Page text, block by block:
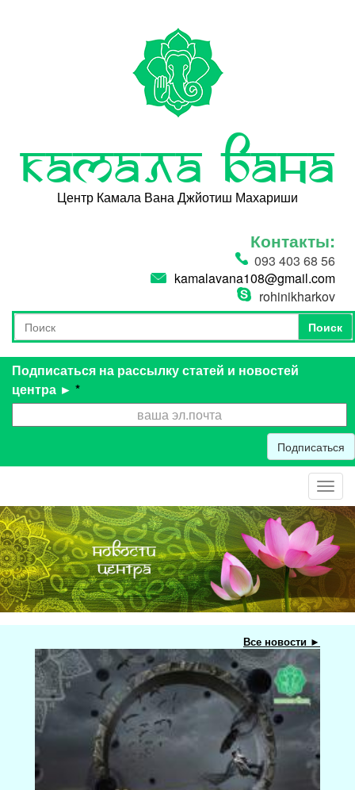
Камала Вана
Центр Камала Вана Джйотиш Махариши
Контакты:
093 403 68 56
kamalavana108@gmail.com
rohinikharkov
Форма поиска
Поиск
Поиск
Подписаться на рассылку статей и новостей
центра ► *
Подписаться
Все новости ►